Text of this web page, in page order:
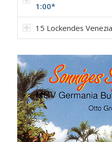
1:00*
15 Lockendes